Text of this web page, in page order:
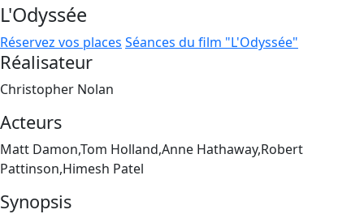
L'Odyssée
Réservez vos places Séances du film "L'Odyssée"
Réalisateur
Christopher Nolan
Acteurs
Matt Damon,Tom Holland,Anne Hathaway,Robert
Pattinson,Himesh Patel
Synopsis